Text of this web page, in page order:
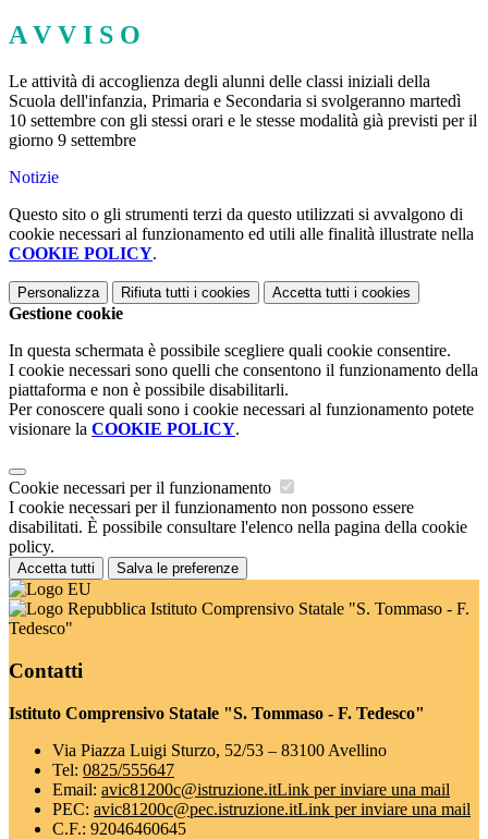
A V V I S O
Le attività di accoglienza degli alunni delle classi iniziali della
Scuola dell'infanzia, Primaria e Secondaria si svolgeranno martedì
10 settembre con gli stessi orari e le stesse modalità già previsti per il
giorno 9 settembre
Notizie
Questo sito o gli strumenti terzi da questo utilizzati si avvalgono di
cookie necessari al funzionamento ed utili alle finalità illustrate nella
COOKIE POLICY.
Personalizza Rifiuta tutti i cookies Accetta tutti i cookies
Gestione cookie
In questa schermata è possibile scegliere quali cookie consentire.
I cookie necessari sono quelli che consentono il funzionamento della
piattaforma e non è possibile disabilitarli.
Per conoscere quali sono i cookie necessari al funzionamento potete
visionare la COOKIE POLICY.
Cookie necessari per il funzionamento
I cookie necessari per il funzionamento non possono essere
disabilitati. È possibile consultare l'elenco nella pagina della cookie
policy.
Accetta tutti Salva le preferenze
Istituto Comprensivo Statale "S. Tommaso - F.
Tedesco"
Contatti
Istituto Comprensivo Statale "S. Tommaso - F. Tedesco"
Via Piazza Luigi Sturzo, 52/53 – 83100 Avellino
Tel: 0825/555647
Email: avic81200c@istruzione.itLink per inviare una mail
PEC: avic81200c@pec.istruzione.itLink per inviare una mail
C.F.: 92046460645